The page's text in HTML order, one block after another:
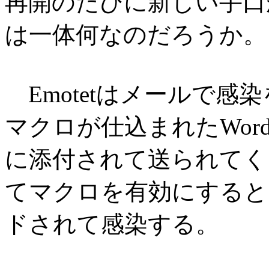
は一体何なのだろうか。
Emotetはメールで感
マクロが仕込まれた
に添付されて送られて
てマクロを有効にする
ドされて感染する。